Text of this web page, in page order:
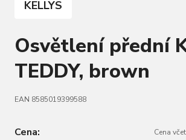
KELLYS
Osvětlení přední
TEDDY, brown
EAN 8585019399588
Cena: Cena